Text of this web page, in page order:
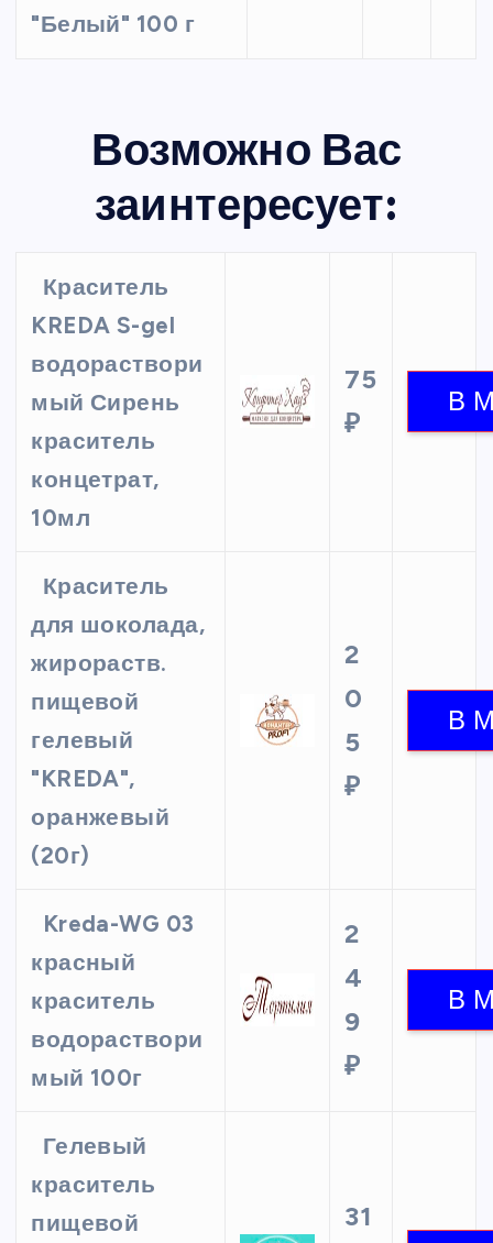
"Белый" 100 г
Возможно Вас
заинтересует:
Краситель
KREDA S-gel
водораствори
мый Сирень
краситель
концетрат,
10мл
75
₽
Краситель
для шоколада,
жирораств.
пищевой
гелевый
"KREDA",
оранжевый
(20г)
2
0
5
₽
Kreda-WG 03
красный
краситель
водораствори
мый 100г
2
4
9
₽
Гелевый
краситель
пищевой
31